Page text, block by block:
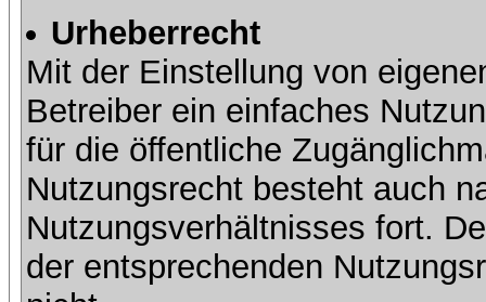
Urheberrecht
Mit der Einstellung von
Betreiber ein einfaches
für die öffentliche
Nutzungsrecht besteht auch
Nutzungsverhältnisses fort.
der entsprechenden